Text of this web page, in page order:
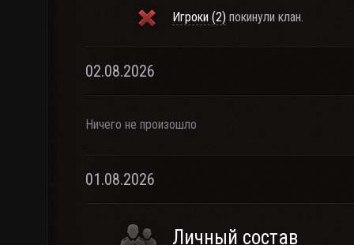
Игроки (2) покинули клан.
02.08.2026
Ничего не произошло
01.08.2026
Личный состав